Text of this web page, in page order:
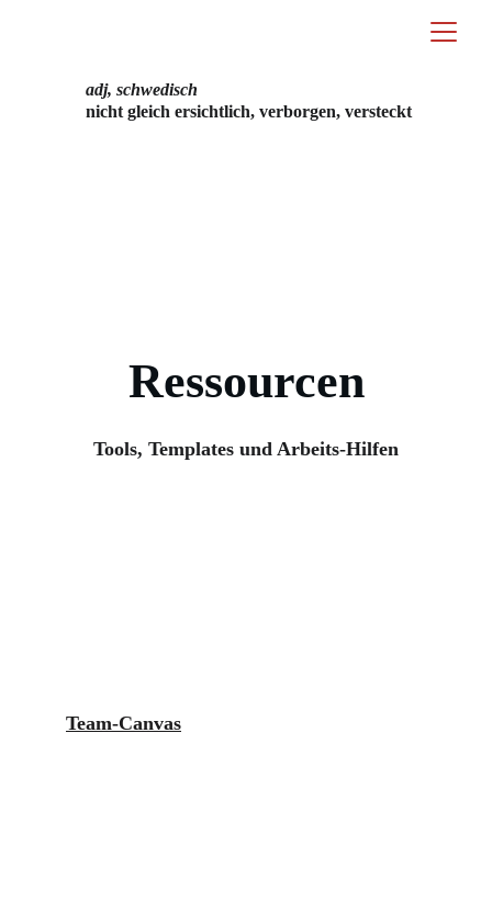
Ressourcen
Tools, Templates und Arbeits-Hilfen
adj, schwedisch
nicht gleich ersichtlich, verborgen, versteckt
Team-Canvas